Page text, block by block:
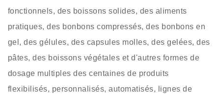
fonctionnels, des boissons solides, des aliments
pratiques, des bonbons compressés, des bonbons en
gel, des gélules, des capsules molles, des gelées, des
pâtes, des boissons végétales et d'autres formes de
dosage multiples des centaines de produits
flexibilisés, personnalisés, automatisés, lignes de